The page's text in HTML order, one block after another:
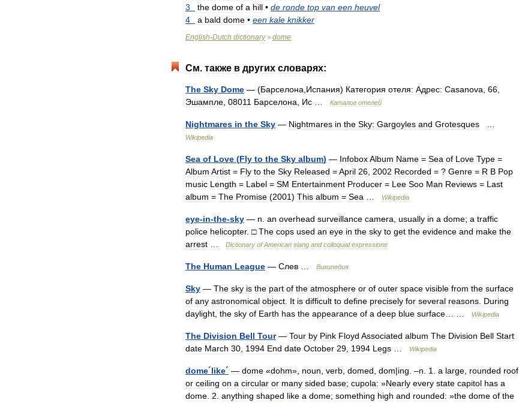
3
the dome of a hill • de ronde top van een heuvel
4
a bald dome • een kale knikker
English-Dutch dictionary> dome
См. также в других словарях:
The Sky Dome — (Барселона Испания) Категория отеля: Адрес: Casanova 66
Эшампле 08011 Барселона Ис Каталог отелей
Nightmares in the Sky — Nightmares in the Sky: Gargoyles and Grotesques
Wikipedia
Sea of Love (Fly to the Sky album) — InfoboxAlbum Name = Sea of Love Type =
Album Artist = Fly to the Sky Released =April 26 2002 Recorded = ? Genre = R B Pop
music Length = Label = SM Entertainment Producer = Lee Soo Man Reviews = Last
album = The Promise (2001) This album = Sea Wikipedia
eye-in-the-sky — n an overhead surveillance camera usually in a dome; a traffic
police helicopter. □ The cops used an eye in the sky to get the evidence and make the
arrest
Dictionary of American slang and colloquial expressions
The Human League — Слев Википедия
Sky — The sky is the part of the atmosphere or of outer space visible from the surface
of any astronomical object It is difficult to define precisely for several reasons During
daylight the sky of Earth has the appearance of a deep blue surface Wikipedia
The Division Bell Tour— Tour by Pink Floyd Associated album The Division Bell Start
date March 30 1994 End date October 29 1994 Legs Wikipedia
dome´like´ — dome «dohm», noun verb domed dom|ing . –n 1 a large rounded roof
or ceiling on a circular or many sided base; cupola: »Nearly every state capitol has a
dome 2 anything shaped like a dome; something high and rounded: »the dome of the